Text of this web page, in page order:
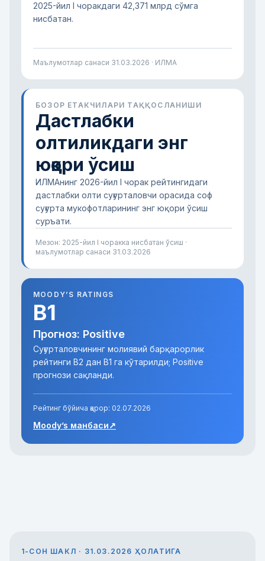
2025-йил I чоракдаги 42,371 млрд сўмга
нисбатан.
Маълумотлар санаси 31.03.2026 · ИЛМА
БОЗОР ЕТАКЧИЛАРИ ТАҚҚОСЛАНИШИ
Дастлабки
олтиликдаги энг
юқори ўсиш
ИЛМАнинг 2026-йил I чорак рейтингидаги
дастлабки олти суғурталовчи орасида соф
суғурта мукофотларининг энг юқори ўсиш
суръати.
Мезон: 2025-йил I чоракка нисбатан ўсиш ·
маълумотлар санаси 31.03.2026
MOODY’S RATINGS
B1
Прогноз: Positive
Суғурталовчининг молиявий барқарорлик
рейтинги B2 дан B1 га кўтарилди; Positive
прогнози сақланди.
Рейтинг бўйича қарор: 02.07.2026
Moody’s манбаси↗
1-СОН ШАКЛ · 31.03.2026 ҲОЛАТИГА